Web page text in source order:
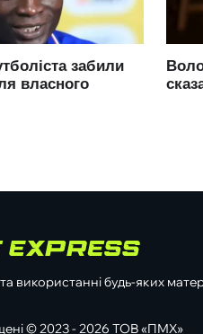
використанні будь-яких
© 2023 - 2026 ТОВ «ПМХ»